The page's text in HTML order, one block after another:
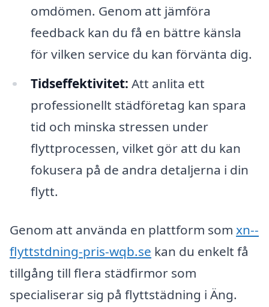
omdömen. Genom att jämföra
feedback kan du få en bättre känsla
för vilken service du kan förvänta dig.
Tidseffektivitet: Att anlita ett
professionellt städföretag kan spara
tid och minska stressen under
flyttprocessen, vilket gör att du kan
fokusera på de andra detaljerna i din
flytt.
Genom att använda en plattform som xn--
flyttstdning-pris-wqb.se kan du enkelt få
tillgång till flera städfirmor som
specialiserar sig på flyttstädning i Äng.